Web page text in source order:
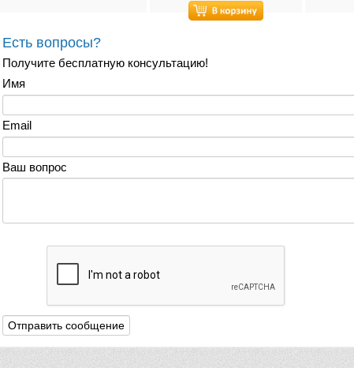
Есть вопросы?
Получите бесплатную консультацию!
Имя
Email
Ваш вопрос